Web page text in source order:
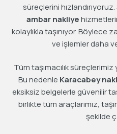
süreçlerini
ambar nakliye
kolaylıkla taşınıyor. Böylece
ve işlemler daha
Tüm taşımacılık
Bu nedenle Karacabey
eksiksiz belgelerle güvenilir
birlikte tüm araçlarımız,
şekilde